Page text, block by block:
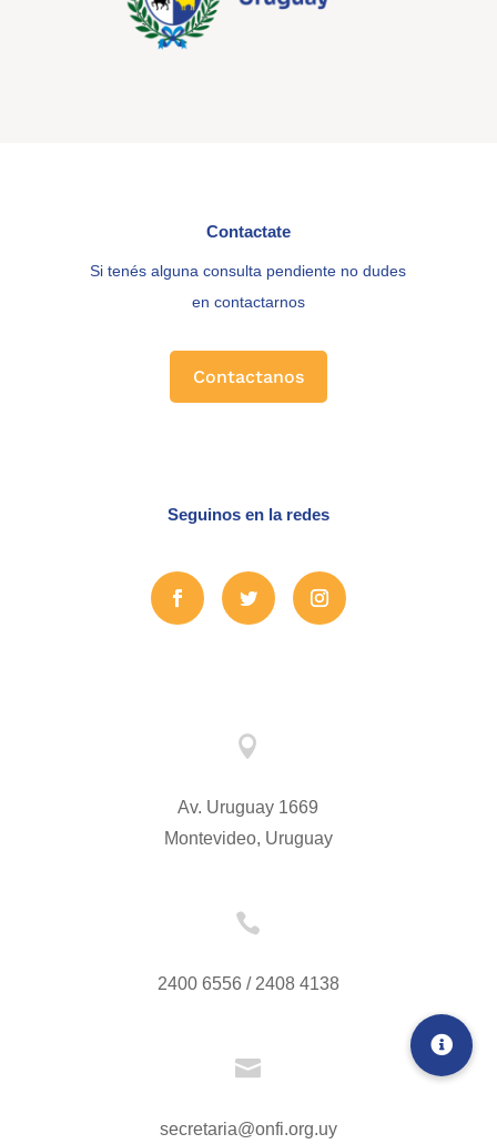
Contactate
Si tenés alguna consulta pendiente no dudes
en contactarnos
Contactanos
Seguinos en la redes

Av. Uruguay 1669
Montevideo, Uruguay

2400 6556 / 2408 4138

secretaria@onfi.org.uy